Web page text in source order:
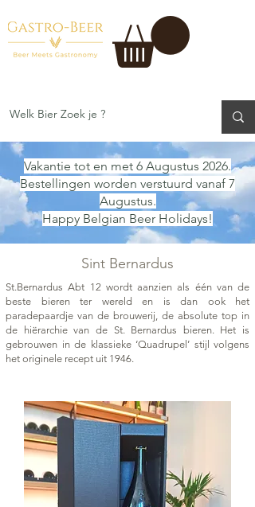
Vakantie tot en met 6 Augustus 2026.
Bestellingen worden verstuurd vanaf 7
Augustus.
Happy Belgian Beer Holidays!
Sint Bernardus
St.Bernardus Abt 12 wordt aanzien als één van de
beste bieren ter wereld en is dan ook het
paradepaardje van de brouwerij, de absolute top in
de hiërarchie van de St. Bernardus bieren. Het is
gebrouwen in de klassieke ‘Quadrupel’ stijl volgens
het originele recept uit 1946.